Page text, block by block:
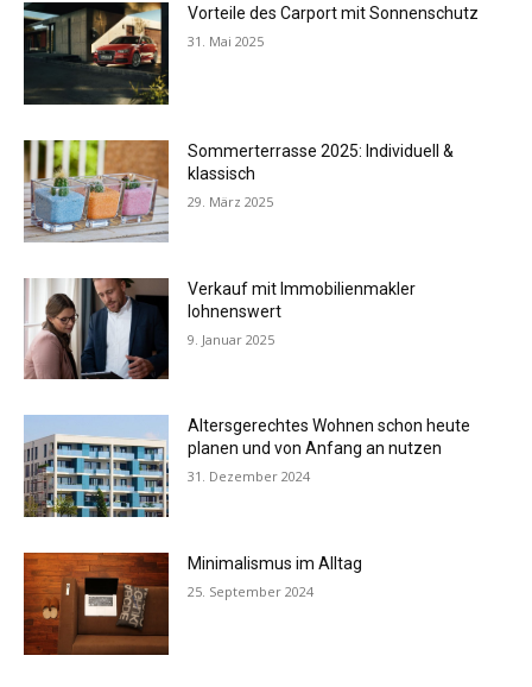
Vorteile des Carport mit Sonnenschutz
31. Mai 2025
Sommerterrasse 2025: Individuell &
klassisch
29. März 2025
Verkauf mit Immobilienmakler
lohnenswert
9. Januar 2025
Altersgerechtes Wohnen schon heute
planen und von Anfang an nutzen
31. Dezember 2024
Minimalismus im Alltag
25. September 2024